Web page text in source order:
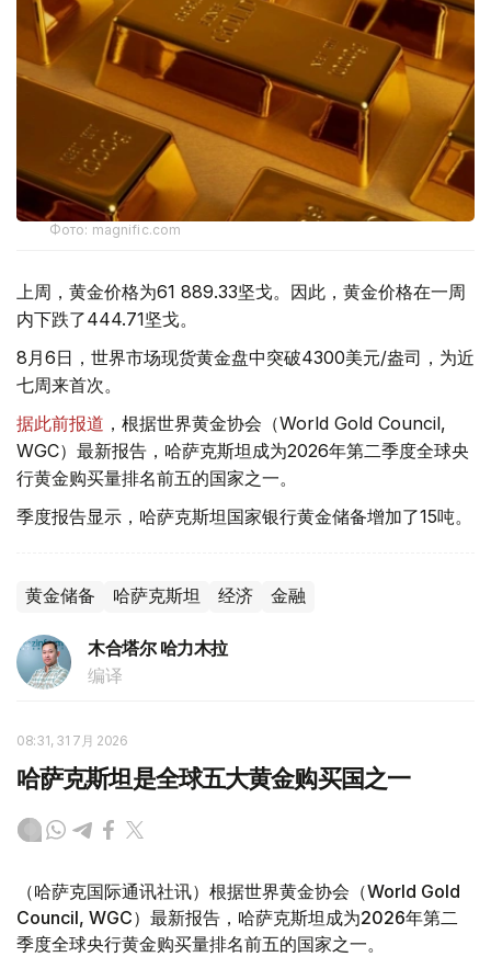
Фото: magnific.com
上周，黄金价格为61 889.33坚戈。因此，黄金价格在一周
内下跌了444.71坚戈。
8月6日，世界市场现货黄金盘中突破4300美元/盎司，为近
七周来首次。
据此前报道 ，根据世界黄金协会（World Gold Council,
WGC）最新报告，哈萨克斯坦成为2026年第二季度全球央
行黄金购买量排名前五的国家之一。
季度报告显示，哈萨克斯坦国家银行黄金储备增加了15吨。
黄金储备 哈萨克斯坦 经济 金融
木合塔尔 哈力木拉
编译
08:31, 31 7月 2026
哈萨克斯坦是全球五大黄金购买国之一
（哈萨克国际通讯社讯）根据世界黄金协会（World Gold
Council, WGC）最新报告，哈萨克斯坦成为2026年第二
季度全球央行黄金购买量排名前五的国家之一。